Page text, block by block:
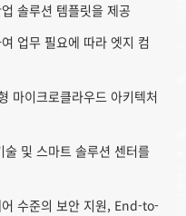
솔루션 템플릿을 제공
업무 필요에 따라 엣지 컴
마이크로클라우드 아키텍처
및 스마트 솔루션 센터를
수준의 보안 지원, End-to-